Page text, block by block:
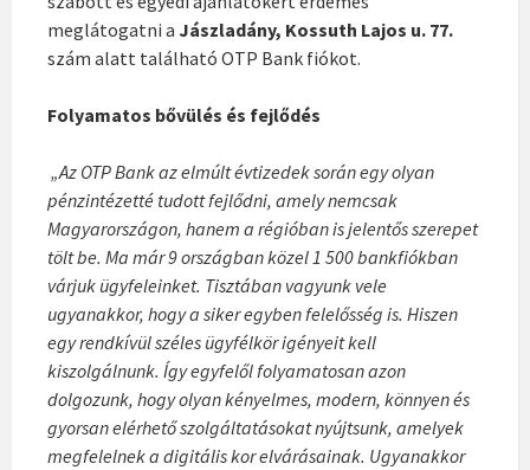
meglátogatni a Jászladány, Kossuth Lajos u. 77.
szám alatt található OTP Bank fiókot.
Folyamatos bővülés és fejlődés
„Az OTP Bank az elmúlt évtizedek során egy olyan
pénzintézetté tudott fejlődni, amely nemcsak
Magyarországon, hanem a régióban is jelentős szerepet
tölt be. Ma már 9 országban közel 1 500 bankfiókban
várjuk ügyfeleinket. Tisztában vagyunk vele
ugyanakkor, hogy a siker egyben felelősség is. Hiszen
egy rendkívül széles ügyfélkör igényeit kell
kiszolgálnunk. Így egyfelől folyamatosan azon
dolgozunk, hogy olyan kényelmes, modern, könnyen és
gyorsan elérhető szolgáltatásokat nyújtsunk, amelyek
megfelelnek a digitális kor elvárásainak. Ugyanakkor